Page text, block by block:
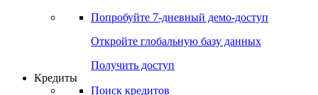
Попробуйте 7-дневный демо-доступ
Откройте глобальную базу данных
Получить доступ
Кредиты
Поиск кредитов